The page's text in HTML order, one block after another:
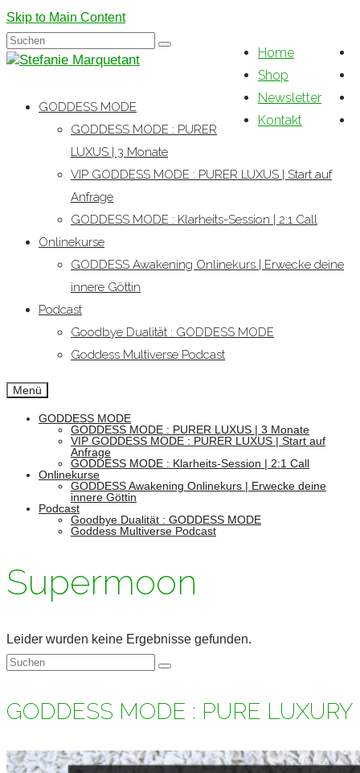
Skip to Main Content
Home
Shop
Newsletter
Kontakt
Suchen
nach:
GODDESS MODE
GODDESS MODE : PURER
LUXUS | 3 Monate
VIP GODDESS MODE : PURER LUXUS | Start auf
Anfrage
GODDESS MODE : Klarheits-Session | 2:1 Call
Onlinekurse
GODDESS Awakening Onlinekurs | Erwecke deine
innere Göttin
Podcast
Goodbye Dualität : GODDESS MODE
Goddess Multiverse Podcast
Menü
GODDESS MODE
GODDESS MODE : PURER LUXUS | 3 Monate
VIP GODDESS MODE : PURER LUXUS | Start auf
Anfrage
GODDESS MODE : Klarheits-Session | 2:1 Call
Onlinekurse
GODDESS Awakening Onlinekurs | Erwecke deine
innere Göttin
Podcast
Goodbye Dualität : GODDESS MODE
Goddess Multiverse Podcast
Supermoon
Leider wurden keine Ergebnisse gefunden.
Suchen
GODDESS MODE : PURE LUXURY